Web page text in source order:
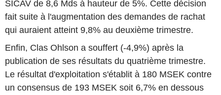
SICAV de 8,6 Mds à hauteur de 5%. Cette décision
fait suite à l'augmentation des demandes de rachat
qui auraient atteint 9,8% au deuxième trimestre.
Enfin, Clas Ohlson a souffert (-4,9%) après la
publication de ses résultats du quatrième trimestre.
Le résultat d'exploitation s'établit à 180 MSEK contre
un consensus de 193 MSEK soit 6,7% en dessous